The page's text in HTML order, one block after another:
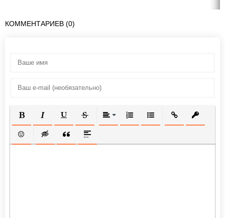
КОММЕНТАРИЕВ (0)
ПОЛУЖИРНЫЙ
КУРСИВПОДЧЕРКНУТЫЙ
ЗАЧЕРКНУТЫЙВЫРАВНИВАНИЕ
НУМЕРОВАННЫЙ СПИСОК
МАРКИРОВАННЫЙ
ВСТАВИТЬ
ВСТАВИТЬ СМАЙЛИК
ВСТАВКА СКРЫТОГО ТЕКСТА
ВСТАВКА ЦИТАТЫ
ВСТАВКА СПОЙЛЕРА